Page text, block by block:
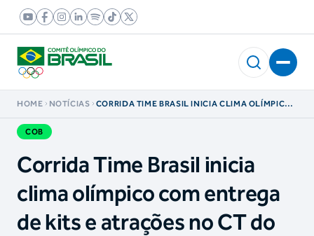
HOME NOTÍCIAS
CORRIDA TIME BRASIL INICIA CLIMA OLÍMPICO
COB
Corrida Time Brasil inicia
clima olímpico com entrega
de kits e atrações no CT do